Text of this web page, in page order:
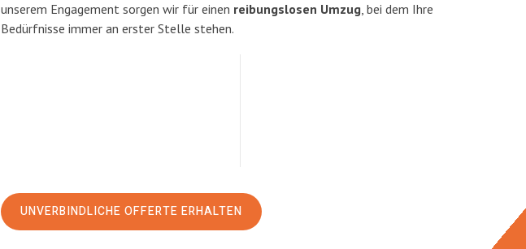
unserem Engagement sorgen wir für einen reibungslosen Umzug, bei dem Ihre
Bedürfnisse immer an erster Stelle stehen.
UNVERBINDLICHE OFFERTE ERHALTEN